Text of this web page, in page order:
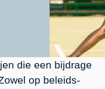
die een bijdrage
op beleids-